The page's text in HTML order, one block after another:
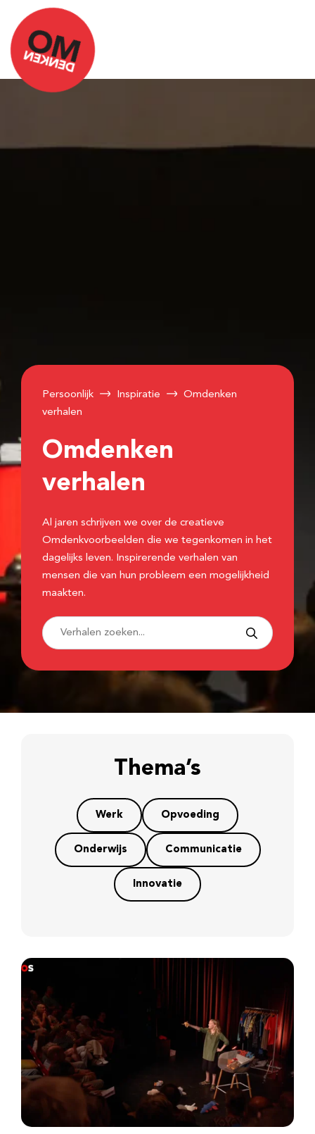
Persoonlijk Inspiratie
Omdenken
verhalen
Omdenken
verhalen
Al jaren schrijven we over de creatieve
Omdenkvoorbeelden die we tegenkomen in het
dagelijks leven. Inspirerende verhalen van
mensen die van hun probleem een mogelijkheid
maakten.
Thema’s
Werk Opvoeding
Onderwijs Communicatie
Innovatie